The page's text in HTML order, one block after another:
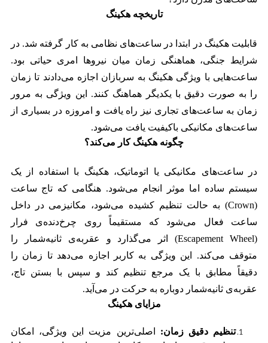
تاریخچه هکینگ
قابلیت هکینگ در ابتدا در ساعت‌های نظامی به کار گرفته شد. در
شرایط جنگی، هماهنگی زمان میان نیروها امری حیاتی بود.
ساعت‌هایی با ویژگی هکینگ به سربازان اجازه می‌دادند تا زمان
را به صورت دقیق با یکدیگر هماهنگ کنند. این ویژگی به مرور
زمان به ساعت‌های تجاری نیز راه یافت و امروزه در بسیاری از
ساعت‌های مکانیکی باکیفیت یافت می‌شود.
چگونه هکینگ کار می‌کند؟
در ساعت‌های مکانیکی یا اتوماتیک، هکینگ با استفاده از یک
سیستم ساده اما موثر انجام می‌شود. هنگامی که تاج ساعت
(Crown) به حالت تنظیم کشیده می‌شود، مکانیزمی در داخل
ساعت فعال می‌شود که مستقیماً روی چرخ‌دنده‌ی فرار
(Escapement Wheel) اثر می‌گذارد و عقربه‌ی ثانیه‌شمار را
متوقف می‌کند. این ویژگی به کاربر اجازه می‌دهد تا زمان را
دقیقاً مطابق با یک مرجع تنظیم کند و سپس با بستن تاج،
عقربه‌ی ثانیه‌شمار دوباره به حرکت در می‌آید.
مزایای هکینگ
تنظیم دقیق زمان: اصلی‌ترین مزیت این ویژگی، امکان